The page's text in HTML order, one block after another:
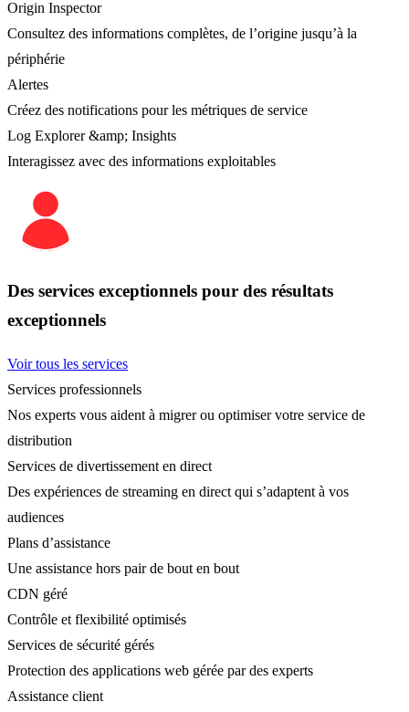
Origin Inspector
Consultez des informations complètes, de l’origine jusqu’à la
périphérie
Alertes
Créez des notifications pour les métriques de service
Log Explorer &amp; Insights
Interagissez avec des informations exploitables
Des services exceptionnels pour des résultats
exceptionnels
Voir tous les services
Services professionnels
Nos experts vous aident à migrer ou optimiser votre service de
distribution
Services de divertissement en direct
Des expériences de streaming en direct qui s’adaptent à vos
audiences
Plans d’assistance
Une assistance hors pair de bout en bout
CDN géré
Contrôle et flexibilité optimisés
Services de sécurité gérés
Protection des applications web gérée par des experts
Assistance client